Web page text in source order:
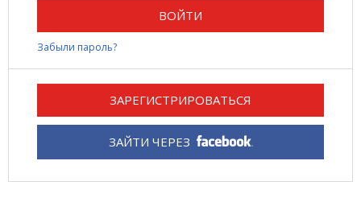
ВОЙТИ
Забыли пароль?
ЗАРЕГИСТРИРОВАТЬСЯ
ЗАЙТИ ЧЕРЕЗ